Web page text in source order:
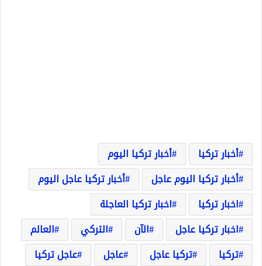
أخبار تركيا
أخبار تركيا اليوم
أخبار تركيا اليوم عاجل
أخبار تركيا عاجل اليوم
اخبار تركيا
اخبار تركيا العاجلة
اخبار تركيا عاجل
الآن التركي
العالم
تركيا
تركيا عاجل عاجل
عاجل تركيا